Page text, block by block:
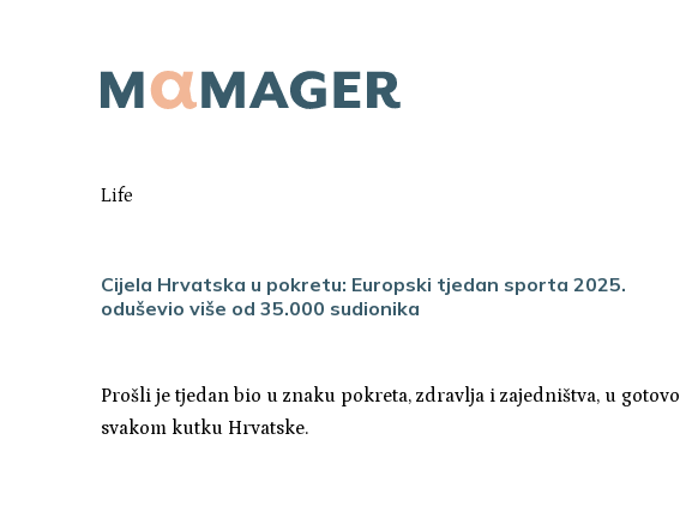
Life
Cijela Hrvatska u pokretu: Europski tjedan sporta 2025.
oduševio više od 35.000 sudionika
Prošli je tjedan bio u znaku pokreta, zdravlja i zajedništva, u gotovo
svakom kutku Hrvatske.